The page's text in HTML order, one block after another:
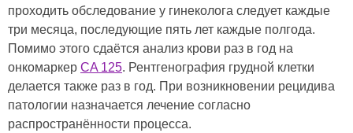
проходить обследование у гинеколога следует каждые
три месяца, последующие пять лет каждые полгода.
Помимо этого сдаётся анализ крови раз в год на
онкомаркер CA 125. Рентгенография грудной клетки
делается также раз в год. При возникновении рецидива
патологии назначается лечение согласно
распространённости процесса.